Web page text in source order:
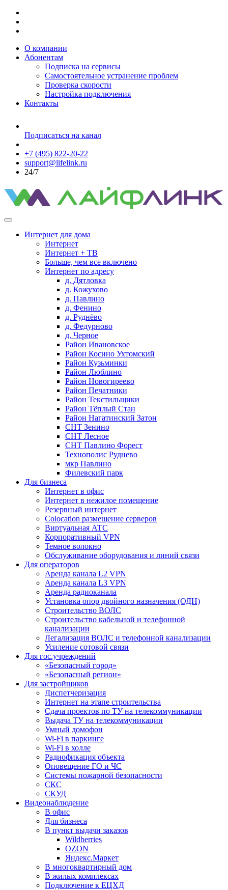
О компании
Абонентам
Подписка на сервисы
Самостоятельное устранение проблем
Проверка скорости
Настройка подключения
Контакты
Подписаться на канал
+7 (495) 822-20-22
support@lifelink.ru
24/7
Интернет для дома
Интернет
Интернет + ТВ
Больше, чем все включено
Интернет по адресу
д. Дятловка
д. Кожухово
д. Павлино
д. Фенино
д. Руднёво
д. Федурново
д. Черное
Район Ивановское
Район Косино Ухтомский
Район Кузьминки
Район Люблино
Район Новогиреево
Район Печатники
Район Текстильщики
Район Тёплый Стан
Район Нагатинский Затон
СНТ Зенино
СНТ Лесное
СНТ Павлино Форест
Технополис Руднево
мкр Павлино
Филевский парк
Для бизнеса
Интернет в офис
Интернет в нежилое помещение
Резервный интернет
Colocation размещение серверов
Виртуальная АТС
Корпоративный VPN
Темное волокно
Обслуживание оборудования и линий связи
Для операторов
Аренда канала L2 VPN
Аренда канала L3 VPN
Аренда радиоканала
Установка опор двойного назначения (ОДН)
Строительство ВОЛС
Строительство кабельной и телефонной
канализации
Легализация ВОЛС и телефонной канализации
Усиление сотовой связи
Для гос.учреждений
«Безопасный город»
«Безопасный регион»
Для застройщиков
Диспетчеризация
Интернет на этапе строительства
Сдача проектов по ТУ на телекоммуникации
Выдача ТУ на телекоммуникации
Умный домофон
Wi-Fi в паркинге
Wi-Fi в холле
Радиофикация объекта
Оповещение ГО и ЧС
Системы пожарной безопасности
СКС
СКУД
Видеонаблюдение
В офис
Для бизнеса
В пункт выдачи заказов
Wildberries
OZON
Яндекс.Маркет
В многоквартирный дом
В жилых комплексах
Подключение к ЕЦХД